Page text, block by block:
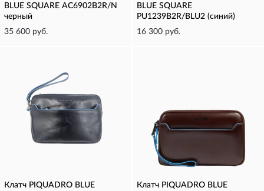
BLUE SQUARE AC6902B2R/N
черный
35 600 руб.
BLUE SQUARE
PU1239B2R/BLU2 (синий)
16 300 руб.
Клатч PIQUADRO BLUE
Клатч PIQUADRO BLUE